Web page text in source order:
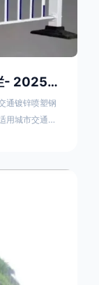
集宁锌钢铁艺护栏-小区围墙护栏- 2025年17631598285新报价
通镀锌喷塑钢
用城市交通要
与非机动隔离
河道安全护
品种多，可以